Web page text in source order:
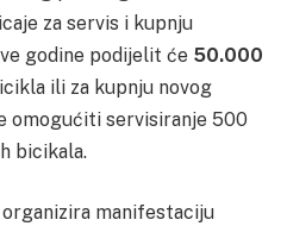
za servis i kupnju
godine podijelit će 50.000
ili za kupnju novog
omogućiti servisiranje 500
bicikala.
organizira manifestaciju